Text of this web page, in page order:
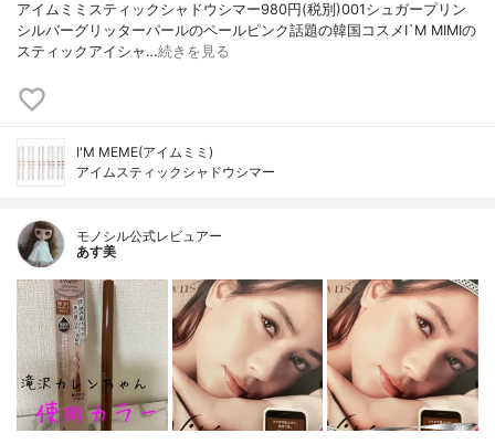
アイムミミスティックシャドウシマー980円(税別)001シュガープリン
シルバーグリッターパールのペールピンク話題の韓国コスメI`M MIMIの
スティックアイシャ…続きを見る
I'M MEME(アイムミミ)
アイムスティックシャドウシマー
モノシル公式レビュアー
あす美